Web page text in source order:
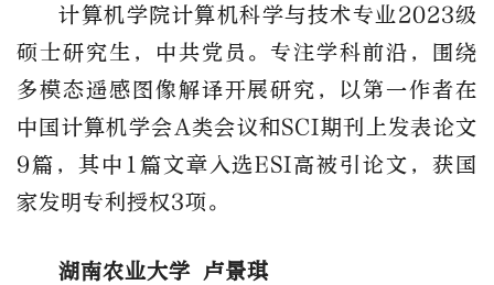
计算机学院计算机科学与技术专业2023级
硕士研究生，中共党员。专注学科前沿，围绕
多模态遥感图像解译开展研究，以第一作者在
中国计算机学会A类会议和SCI期刊上发表论文
9篇，其中1篇文章入选ESI高被引论文，获国
家发明专利授权3项。
湖南农业大学 卢景琪